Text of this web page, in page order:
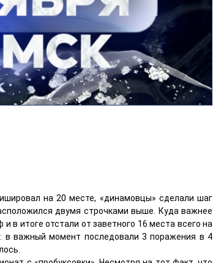
на 20 месте, «динамовцы» сделали шаг
двумя строчками выше. Куда важнее
в итоге отстали от заветного 16 места всего на
в важный момент последовали 3 поражения в 4